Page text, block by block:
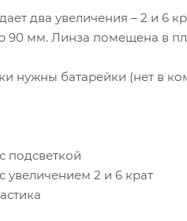
два увеличения – 2 и 6
90 мм. Линза помещена в
нужны батарейки (нет в
подсветкой
увеличением 2 и 6 крат